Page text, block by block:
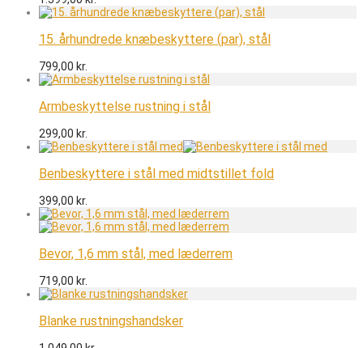
15. århundrede knæbeskyttere (par), stål
799,00 kr.
Armbeskyttelse rustning i stål
299,00 kr.
Benbeskyttere i stål med midtstillet fold
399,00 kr.
Bevor, 1,6 mm stål, med læderrem
719,00 kr.
Blanke rustningshandsker